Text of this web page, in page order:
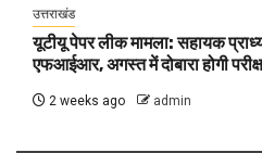
उत्तराखंड
यूटीयू पेपर लीक मामला: सहायक
एफआईआर, अगस्त में दोबारा होगी
2 weeks ago admin